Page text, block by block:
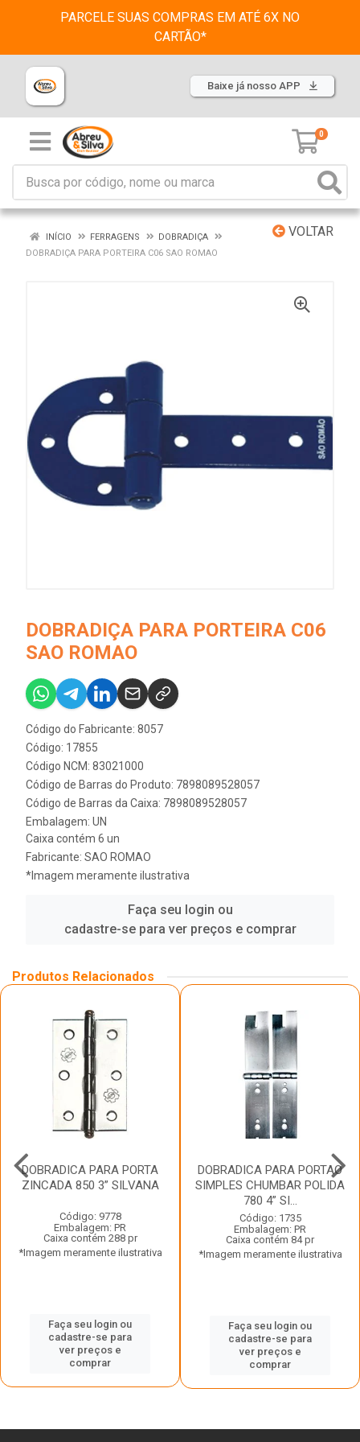
PARCELE SUAS COMPRAS EM ATÉ 6X NO
CARTÃO*
Baixe já nosso APP
0
VOLTAR
INÍCIO FERRAGENS
DOBRADIÇA
DOBRADIÇA PARA PORTEIRA C06 SAO ROMAO
DOBRADIÇA PARA PORTEIRA C06
SAO ROMAO
Código do Fabricante: 8057
Código: 17855
Código NCM: 83021000
Código de Barras do Produto: 7898089528057
Código de Barras da Caixa: 7898089528057
Embalagem: UN
Caixa contém 6 un
Fabricante: SAO ROMAO
*Imagem meramente ilustrativa
Faça seu login ou
cadastre-se para ver preços e comprar
Produtos Relacionados
DOBRADICA PARA PORTA
ZINCADA 850 3” SILVANA
Código: 9778
Embalagem: PR
Caixa contém 288 pr
*Imagem meramente ilustrativa
Faça seu login ou
cadastre-se para
ver preços e
comprar
DOBRADICA PARA PORTAO
SIMPLES CHUMBAR POLIDA
780 4” SI...
Código: 1735
Embalagem: PR
Caixa contém 84 pr
*Imagem meramente ilustrativa
Faça seu login ou
cadastre-se para
ver preços e
comprar